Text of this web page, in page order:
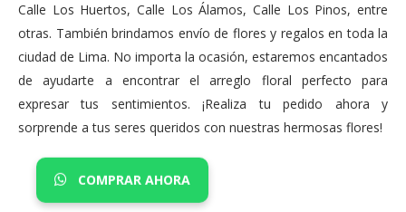
Calle Los Huertos, Calle Los Álamos, Calle Los Pinos, entre
otras. También brindamos envío de flores y regalos en toda la
ciudad de Lima. No importa la ocasión, estaremos encantados
de ayudarte a encontrar el arreglo floral perfecto para
expresar tus sentimientos. ¡Realiza tu pedido ahora y
sorprende a tus seres queridos con nuestras hermosas flores!
COMPRAR AHORA